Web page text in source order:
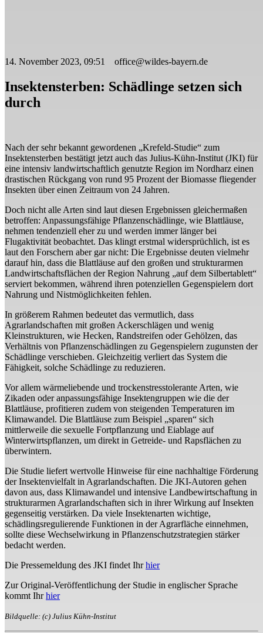
14. November 2023, 09:51 office@wildes-bayern.de
Insektensterben: Schädlinge setzen sich
durch
Nach der sehr bekannt gewordenen „Krefeld-Studie“ zum
Insektensterben bestätigt jetzt auch das Julius-Kühn-Institut (JKI) für
eine intensiv landwirtschaftlich genutzte Region im Nordharz einen
drastischen Rückgang von rund 95 Prozent der Biomasse fliegender
Insekten über einen Zeitraum von 24 Jahren.
Doch nicht alle Arten sind laut diesen Ergebnissen gleichermaßen
betroffen: Anpassungsfähige Pflanzenschädlinge, wie Blattläuse,
nehmen tendenziell eher zu und werden immer länger bei
Flugaktivität beobachtet. Das klingt erstmal widersprüchlich, ist es
laut den Forschern aber gar nicht: Die Ergebnisse deuten vielmehr
darauf hin, dass die Blattläuse auf den großen und strukturarmen
Landwirtschaftsflächen der Region Nahrung „auf dem Silbertablett“
serviert bekommen, während ihren potenziellen Gegenspielern dort
Nahrung und Nistmöglichkeiten fehlen.
In größerem Rahmen bedeutet das vermutlich, dass
Agrarlandschaften mit großen Ackerschlägen und wenig
Kleinstrukturen, wie Hecken, Randstreifen oder Gehölzen, das
Verhältnis von Pflanzenschädlingen zu Gegenspielern zugunsten der
Schädlinge verschieben. Gleichzeitig verliert das System die
Fähigkeit, solche Schädlinge zu reduzieren.
Vor allem wärmeliebende und trockenstresstolerante Arten, wie
Zikaden oder anpassungsfähige Insektengruppen wie die der
Blattläuse, profitieren zudem von steigenden Temperaturen im
Klimawandel. Die Blattläuse zum Beispiel „sparen“ sich
mittlerweile die sexuelle Fortpflanzung und Eiablage auf
Winterwirtspflanzen, um direkt in Getreide- und Rapsflächen zu
überwintern.
Die Studie liefert wertvolle Hinweise für eine nachhaltige Förderung
der Insektenvielfalt in Agrarlandschaften. Die JKI-Autoren gehen
davon aus, dass Klimawandel und intensive Landbewirtschaftung in
strukturarmen Agrarlandschaften sich in ihrer Wirkung auf Insekten
gegenseitig verstärken. Da viele Insektenarten wichtige,
schädlingsregulierende Funktionen in der Agrarfläche einnehmen,
sollte diese Wechselwirkung in Pflanzenschutzstrategien stärker
bedacht werden.
Die Pressemeldung des JKI findet Ihrhier
Zur Original-Veröffentlichung der Studie in englischer Sprache
kommt Ihrhier
Bildquelle: (c) Julius Kühn-Institut